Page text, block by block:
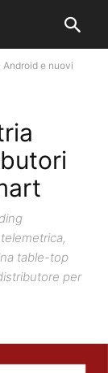
e nuovi
table-top
per